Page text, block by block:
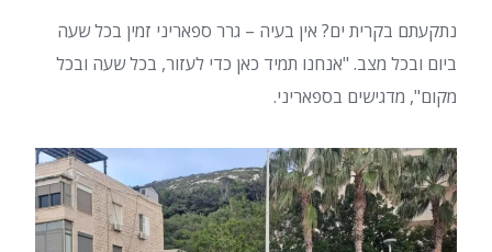
נתקעתם בקרית ים? אין בעיה – גרר ספאריני זמין בכל שעה
ביום ובכל מצב. "אנחנו תמיד כאן כדי לעזור, בכל שעה ובכל
מקום", מדגישים בספאריני.